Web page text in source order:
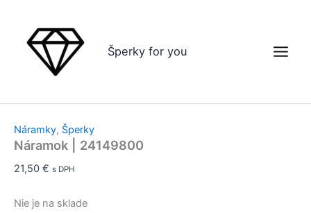
obsah
Šperky for you
Náramky, Šperky
Náramok | 24149800
21,50 € s DPH
Nie je na sklade